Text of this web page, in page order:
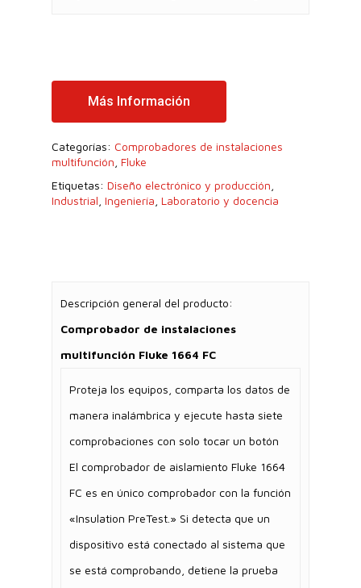
Más Información
Categorías: Comprobadores de instalaciones
multifunción Fluke
Etiquetas: Diseño electrónico y producción
Industrial Ingeniería Laboratorio y docencia
Descripción general del producto:
Comprobador de instalaciones
multifunción Fluke 1664 FC
Proteja los equipos, comparta los datos de
manera inalámbrica y ejecute hasta siete
comprobaciones con solo tocar un botón
El comprobador de aislamiento Fluke 1664
FC es en único comprobador con la función
«Insulation PreTest.» Si detecta que un
dispositivo está conectado al sistema que
se está comprobando, detiene la prueba